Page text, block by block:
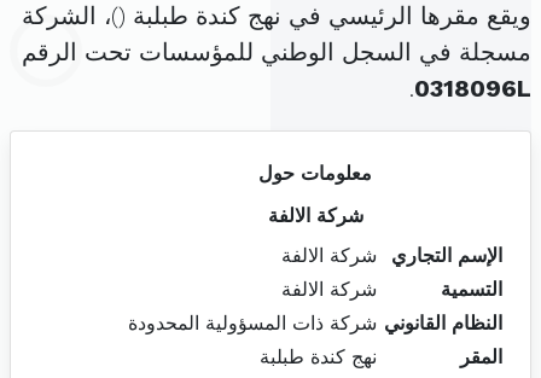
ويقع مقرها الرئيسي في نهج كندة طبلبة ()، الشركة
مسجلة في السجل الوطني للمؤسسات تحت الرقم
0318096L
.
معلومات حول
شركة الالفة
الإسم التجاري
شركة الالفة
التسمية
شركة الالفة
النظام القانوني شركة ذات المسؤولية المحدودة
المقر
نهج كندة طبلبة